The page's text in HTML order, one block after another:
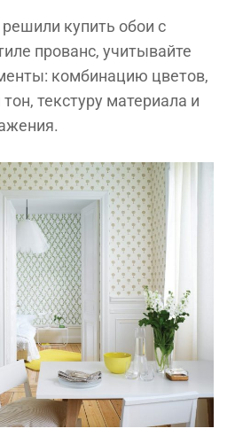
купить обои с
прованс, учитывайте
комбинацию цветов,
текстуру материала и